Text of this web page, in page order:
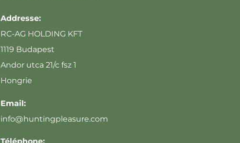
Addresse:
RC-AG HOLDING KFT
1119 Budapest
Andor utca 21/c fsz 1
Hongrie
Email:
info@huntingpleasure.com